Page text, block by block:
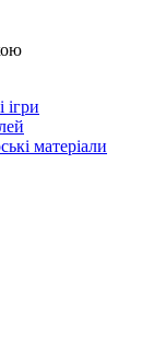
ігри
матеріали